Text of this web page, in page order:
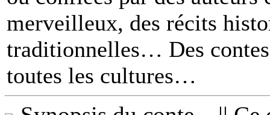
merveilleux, des récits
traditionnelles… Des
toutes les cultures